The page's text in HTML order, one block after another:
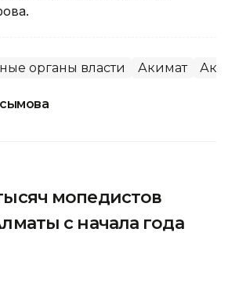
органы власти Акимат
мопедистов
с начала года